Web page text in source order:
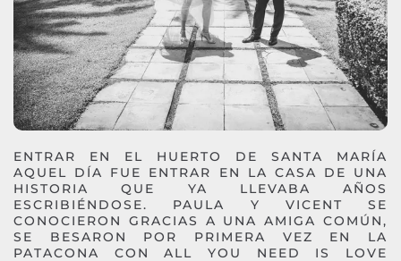
ENTRAR EN EL HUERTO DE SANTA MARÍA
AQUEL DÍA FUE ENTRAR EN LA CASA DE UNA
HISTORIA QUE YA LLEVABA AÑOS
ESCRIBIÉNDOSE. PAULA Y VICENT SE
CONOCIERON GRACIAS A UNA AMIGA COMÚN,
SE BESARON POR PRIMERA VEZ EN LA
PATACONA CON ALL YOU NEED IS LOVE